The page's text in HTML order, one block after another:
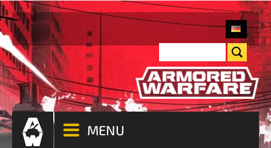
MENU